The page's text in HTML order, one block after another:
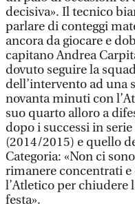
decisiva». Il tecnico
parlare di conteggi
ancora da giocare e
capitano Andrea
dovuto seguire la
dell’intervento ad una
novanta minuti con
suo quarto alloro a
dopo i successi in
(2014/2015) e quello
Categoria: «Non ci
rimanere concentrati
l’Atletico per chiudere
festa».